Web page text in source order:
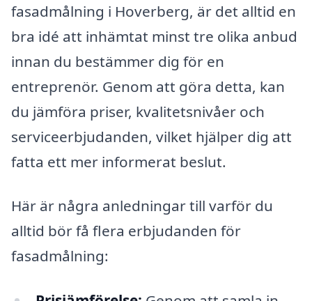
fasadmålning i Hoverberg, är det alltid en
bra idé att inhämtat minst tre olika anbud
innan du bestämmer dig för en
entreprenör. Genom att göra detta, kan
du jämföra priser, kvalitetsnivåer och
serviceerbjudanden, vilket hjälper dig att
fatta ett mer informerat beslut.
Här är några anledningar till varför du
alltid bör få flera erbjudanden för
fasadmålning: